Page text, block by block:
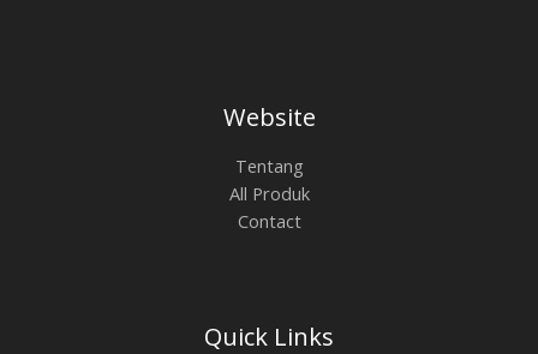
Website
Tentang
All Produk
Contact
Quick Links